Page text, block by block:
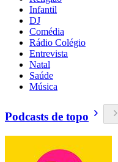
Infantil
DJ
Comédia
Rádio Colégio
Entrevista
Natal
Saúde
Música
Podcasts de topo